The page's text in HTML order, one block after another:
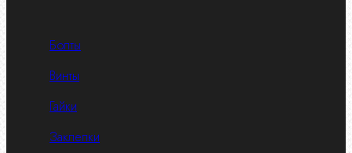
Болты
Винты
Гайки
Заклепки